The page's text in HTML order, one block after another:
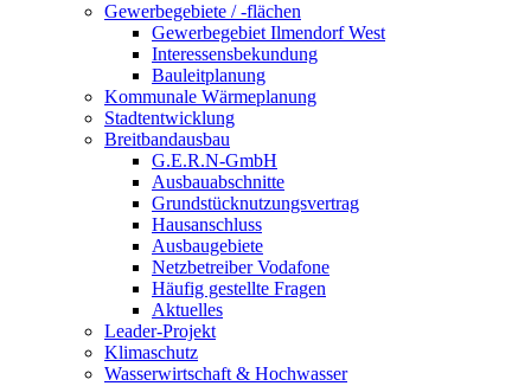
Gewerbegebiete / -flächen
Gewerbegebiet Ilmendorf West
Interessensbekundung
Bauleitplanung
Kommunale Wärmeplanung
Stadtentwicklung
Breitbandausbau
G.E.R.N-GmbH
Ausbauabschnitte
Grundstücknutzungsvertrag
Hausanschluss
Ausbaugebiete
Netzbetreiber Vodafone
Häufig gestellte Fragen
Aktuelles
Leader-Projekt
Klimaschutz
Wasserwirtschaft & Hochwasser